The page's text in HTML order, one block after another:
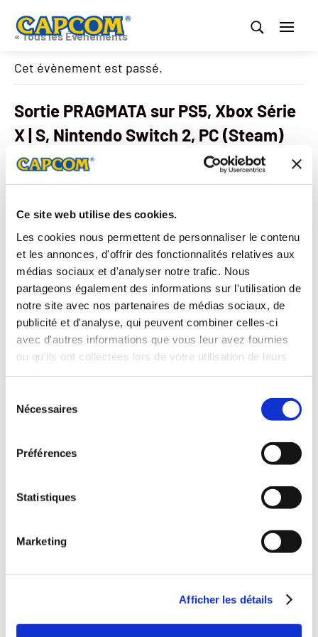
Ce site web utilise des cookies.
Les cookies nous permettent de personnaliser le contenu
et les annonces, d'offrir des fonctionnalités relatives aux
médias sociaux et d'analyser notre trafic. Nous
partageons également des informations sur l'utilisation de
notre site avec nos partenaires de médias sociaux, de
publicité et d'analyse, qui peuvent combiner celles-ci
avec d'autres informations que vous leur avez fournies
ou qu'ils ont collectées lors de votre utilisation de leurs
Nécessaires
Préférences
Statistiques
Marketing
Afficher les détails
« Tous les Évènements
Cet évènement est passé.
Sortie PRAGMATA sur PS5, Xbox Série
X | S, Nintendo Switch 2, PC (Steam)
17 avril
DÉTAILS
Date :
17 avril
Sortie Monster Hunter Stories 3: Twisted Reflection sur PS5,
Xbox Série X | S, Nintendo Switch 2, PC (Steam)
Capcom
Spotlight à 23h
À NOTRE NEWSLETTER